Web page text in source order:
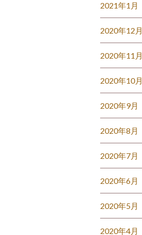
2021年1月
2020年12月
2020年11月
2020年10月
2020年9月
2020年8月
2020年7月
2020年6月
2020年5月
2020年4月